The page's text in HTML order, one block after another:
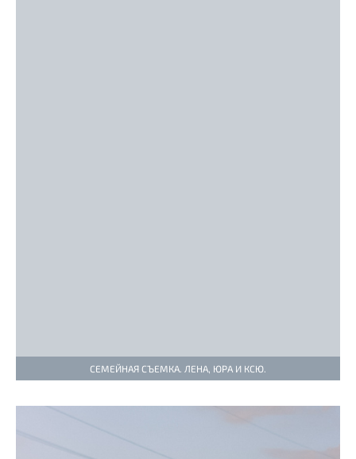
СЕМЕЙНАЯ СЪЕМКА. ЛЕНА, ЮРА И КСЮ.